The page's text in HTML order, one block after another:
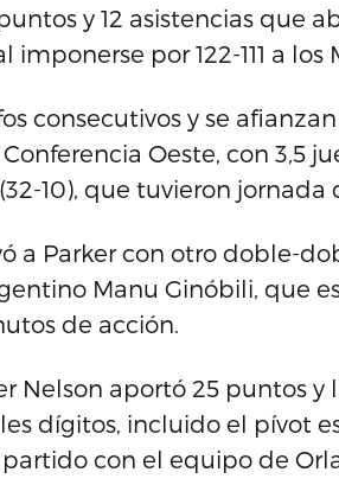
y 12 asistencias que
por 122-111 a
consecutivos y se
Oeste, con 3,5
10), que tuvieron jornada
a Parker con otro doble-
Manu Ginóbili, que
de acción.
Nelson aportó 25 puntos
dígitos, incluido el pívot
con el equipo de